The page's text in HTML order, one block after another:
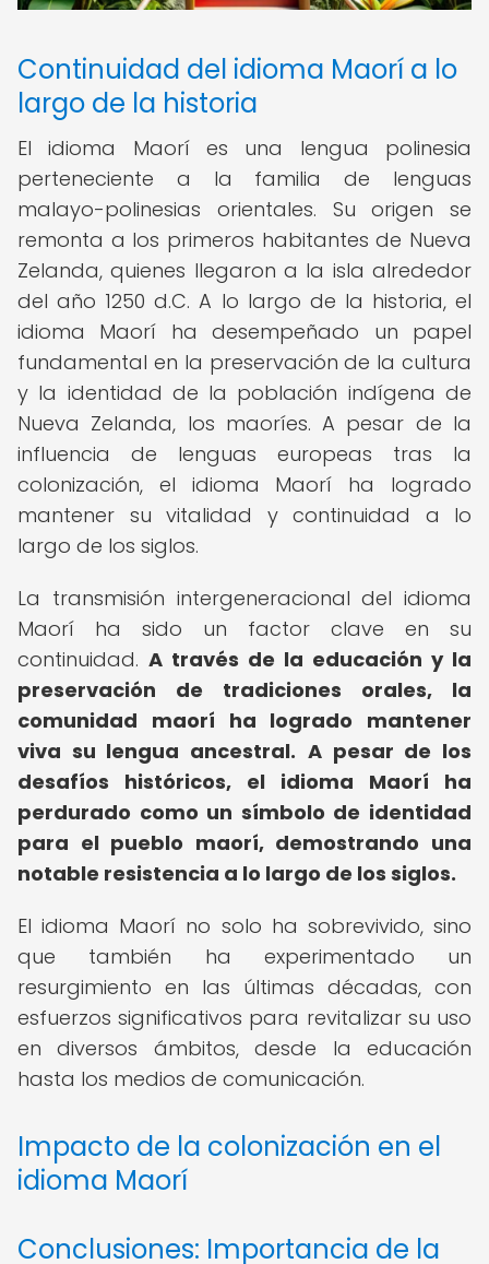
Continuidad del idioma Maorí a lo
largo de la historia
El idioma Maorí es una lengua polinesia
perteneciente a la familia de lenguas
malayo-polinesias orientales. Su origen se
remonta a los primeros habitantes de Nueva
Zelanda, quienes llegaron a la isla alrededor
del año 1250 d.C. A lo largo de la historia, el
idioma Maorí ha desempeñado un papel
fundamental en la preservación de la cultura
y la identidad de la población indígena de
Nueva Zelanda, los maoríes. A pesar de la
influencia de lenguas europeas tras la
colonización, el idioma Maorí ha logrado
mantener su vitalidad y continuidad a lo
largo de los siglos.
La transmisión intergeneracional del idioma
Maorí ha sido un factor clave en su
continuidad. A través de la educación y la
preservación de tradiciones orales, la
comunidad maorí ha logrado mantener
viva su lengua ancestral. A pesar de los
desafíos históricos, el idioma Maorí ha
perdurado como un símbolo de identidad
para el pueblo maorí, demostrando una
notable resistencia a lo largo de los siglos.
El idioma Maorí no solo ha sobrevivido, sino
que también ha experimentado un
resurgimiento en las últimas décadas, con
esfuerzos significativos para revitalizar su uso
en diversos ámbitos, desde la educación
hasta los medios de comunicación.
Impacto de la colonización en el
idioma Maorí
Conclusiones: Importancia de la